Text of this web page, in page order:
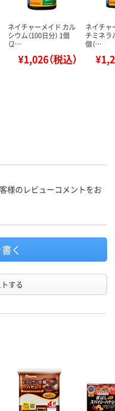
ネイチャーメイド カル
シウム（100日分） 1個
（2…
¥1,026（税込）
ネイチャ
チミネラ
個（…
様のレビューコメントをお
く
する